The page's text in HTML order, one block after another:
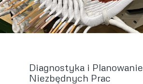
Diagnostyka i Planowanie
Niezbędnych Prac